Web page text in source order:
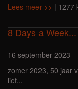
Lees meer >> | 1277
8 Days a
16 september 2023
zomer 2023, 50 jaar
lief...